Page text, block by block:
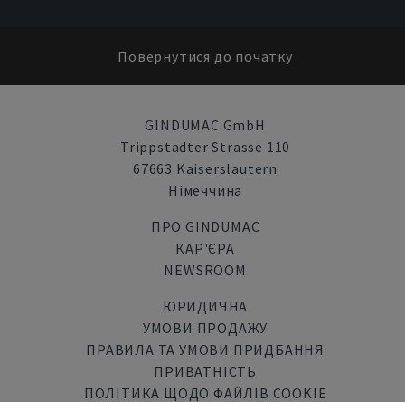
Повернутися до початку
GINDUMAC GmbH
Trippstadter Strasse 110
67663 Kaiserslautern
Німеччина
ПРО GINDUMAC
КАР'ЄРА
NEWSROOM
ЮРИДИЧНА
УМОВИ ПРОДАЖУ
ПРАВИЛА ТА УМОВИ ПРИДБАННЯ
ПРИВАТНІСТЬ
ПОЛІТИКА ЩОДО ФАЙЛІВ COOKIE